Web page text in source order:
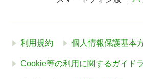
利用規約 個人情報保護基本
Cookie等の利用に関するガイド